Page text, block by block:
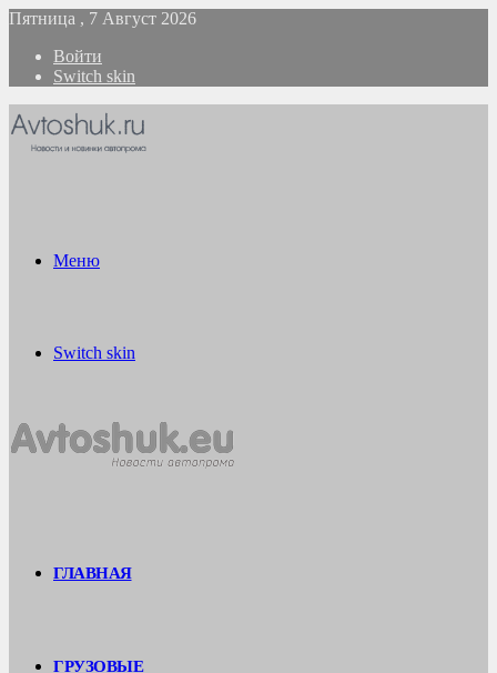
Пятница , 7 Август 2026
Войти
Switch skin
Меню
Switch skin
ГЛАВНАЯ
ГРУЗОВЫЕ